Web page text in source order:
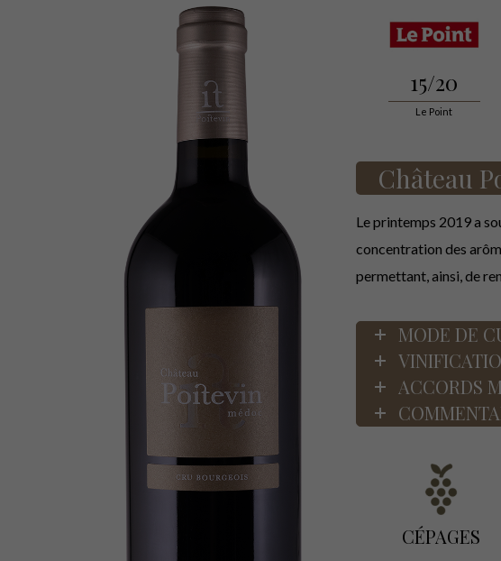
15/20
Le Point
Château
Le printemps 2019 a
concentration des
permettant, ainsi, de
MODE DE
ACCORDS
CÉPAGES